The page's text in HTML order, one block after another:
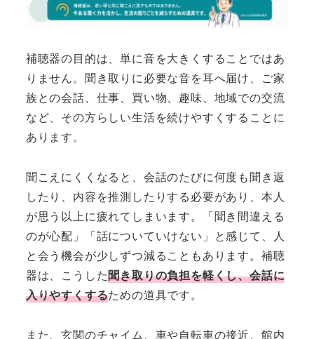
補聴器の目的は、単に音を大きくすることではあ
りません。聞き取りに必要な音を耳へ届け、ご家
族との会話、仕事、買い物、趣味、地域での交流
など、その方らしい生活を続けやすくすることに
あります。
聞こえにくくなると、会話のたびに何度も聞き返
したり、内容を推測したりする必要があり、本人
が思う以上に疲れてしまいます。「聞き間違える
のが心配」「話についていけない」と感じて、人
と会う機会が少しずつ減ることもあります。補聴
器は、こうした聞き取りの負担を軽くし、会話に
入りやすくするための道具です。
また、玄関のチャイム、車や自転車の接近、館内